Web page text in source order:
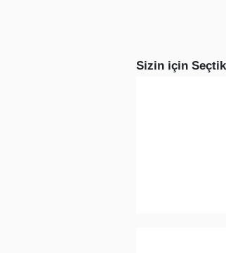
Sizin için